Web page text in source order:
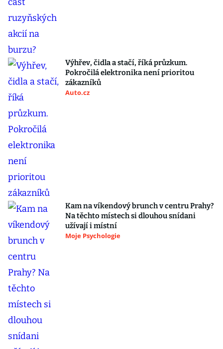
Výhřev, čidla a stačí, říká průzkum.
Pokročilá elektronika není prioritou
zákazníků
Auto.cz
Kam na víkendový brunch v centru Prahy?
Na těchto místech si dlouhou snídani
užívají i místní
Moje Psychologie